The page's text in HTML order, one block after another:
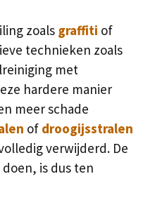
zoals graffiti of
technieken zoals
met
hardere manier
meer schade
of droogijsstralen
verwijderd. De
is dus ten